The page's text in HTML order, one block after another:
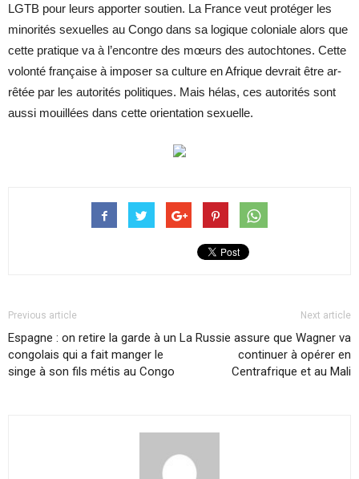
LGTB pour leurs ap­por­ter sou­tien. La France veut pro­té­ger les
mi­no­ri­tés sexuelles au Congo dans sa lo­gique co­lo­niale alors que
cette pra­tique va à l’en­contre des mœurs des au­toch­tones. Cette
vo­lonté fran­çaise à im­po­ser sa culture en Afrique de­vrait être ar­
rê­tée par les au­to­ri­tés po­li­tiques. Mais hélas, ces autorités sont
aussi mouillées dans cette orientation sexuelle.
Previous article
Espagne : on retire la garde à un
congolais qui a fait manger le
singe à son fils métis au Congo
Next article
La Russie assure que Wagner va
continuer à opérer en
Centrafrique et au Mali